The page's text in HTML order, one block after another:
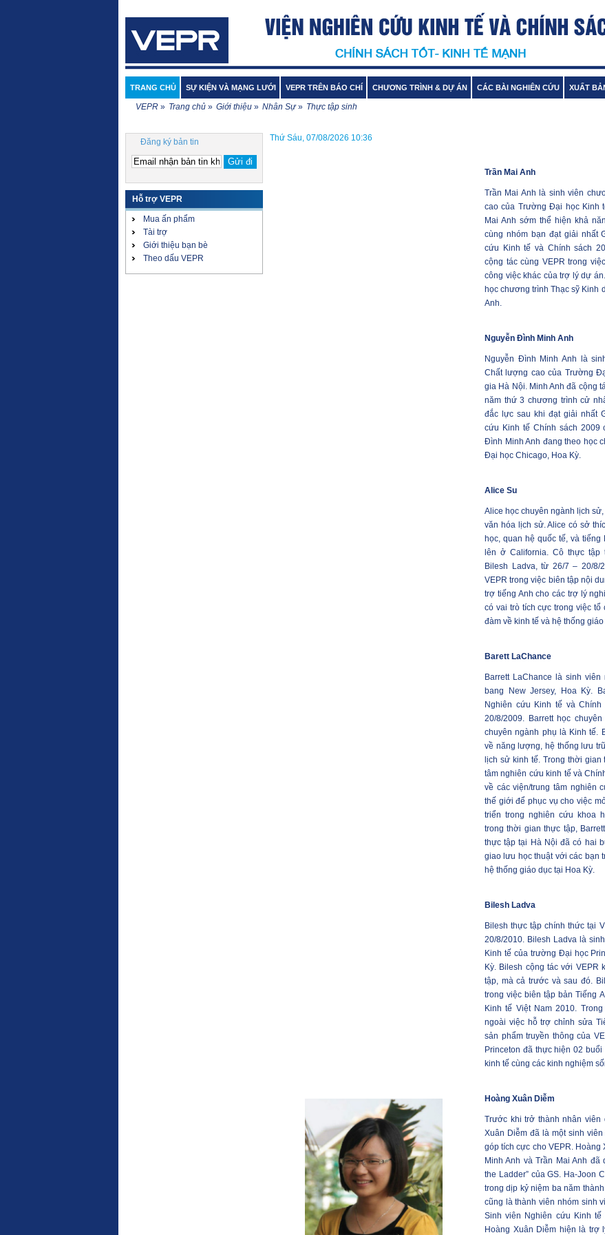
TRANG CHỦ SỰ KIỆN VÀ MẠNG LƯỚI VEPR TRÊN BÁO CHÍ CHƯƠNG TRÌNH & DỰ ÁN CÁC BÀI NGHIÊN CỨU XUẤT
VEPR » Trang chủ » Giới thiệu » Nhân Sự» Thực tập sinh
Đăng ký bản tin
Hỗ trợ VEPR
Mua ấn phẩm
Tài trợ
Giới thiệu bạn bè
Theo dấu VEPR
Thứ Sáu, 07/08/2026 10:36
Trần Mai Anh
Trần Mai Anh là sinh viên
cao của Trường Đại học Kinh
Mai Anh sớm thể hiện khả
cùng nhóm bạn đạt giải nhất
cứu Kinh tế và Chính sách
cộng tác cùng VEPR trong
công việc khác của trợ lý dự
học chương trình Thạc sỹ Kinh
Anh.
Nguyễn Đình Minh Anh
Nguyễn Đình Minh Anh là
Chất lượng cao của Trường
gia Hà Nội. Minh Anh đã cộng
năm thứ 3 chương trình cử
đắc lực sau khi đạt giải nhất
cứu Kinh tế Chính sách 2009
Đình Minh Anh đang theo học
Đại học Chicago, Hoa Kỳ.
Alice Su
Alice học chuyên ngành lịch
văn hóa lịch sử. Alice có sở
học, quan hệ quốc tế, và
lên ở California. Cô thực
Bilesh Ladva, từ 26/7 – 20/8/
VEPR trong việc biên tập nội
trợ tiếng Anh cho các trợ lý
có vai trò tích cực trong việc
đàm về kinh tế và hệ thống
Barett LaChance
Barrett LaChance là sinh
bang New Jersey, Hoa Kỳ.
Nghiên cứu Kinh tế và
20/8/2009. Barrett học
chuyên ngành phụ là Kinh tế.
về năng lượng, hệ thống lưu
lịch sử kinh tế. Trong thời
tâm nghiên cứu kinh tế và
về các viện/trung tâm nghiên
thế giới để phục vụ cho việc
triển trong nghiên cứu khoa
trong thời gian thực tập,
thực tập tại Hà Nội đã có hai
giao lưu học thuật với các bạn
hệ thống giáo dục tại Hoa Kỳ.
Bilesh Ladva
Bilesh thực tập chính thức tại
20/8/2010. Bilesh Ladva là
Kinh tế của trường Đại học
Kỳ. Bilesh cộng tác với VEPR
tập, mà cả trước và sau đó.
trong việc biên tập bản Tiếng
Kinh tế Việt Nam 2010.
ngoài việc hỗ trợ chỉnh sửa
sản phẩm truyền thông của
Princeton đã thực hiện 02
kinh tế cùng các kinh nghiệm
Hoàng Xuân Diễm
Trước khi trở thành nhân viên
Xuân Diễm đã là một sinh
góp tích cực cho VEPR.
Minh Anh và Trần Mai Anh đã
the Ladder” của GS. Ha-Joon
trong dịp kỷ niệm ba năm
cũng là thành viên nhóm sinh
Sinh viên Nghiên cứu Kinh tế
Hoàng Xuân Diễm hiện là trợ